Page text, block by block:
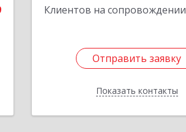
Клиентов на сопровождении
Отправить заявку
Показать контакты
Отправить заявку
Назад